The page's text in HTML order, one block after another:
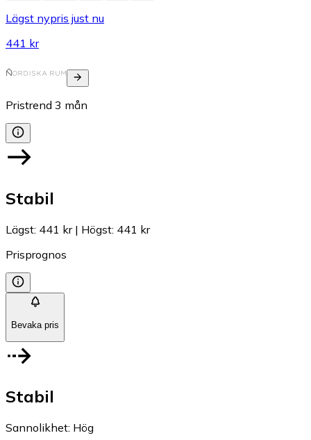
Lägst nypris just nu
441 kr
Pristrend 3 mån
Stabil
Lägst: 441 kr| Högst: 441 kr
Prisprognos
Bevaka pris
Stabil
Sannolikhet: Hög